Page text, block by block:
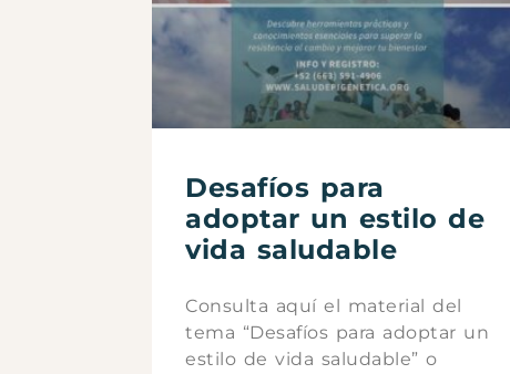
Desafíos para
adoptar un estilo de
vida saludable
Consulta aquí el material del
tema “Desafíos para adoptar un
estilo de vida saludable” o